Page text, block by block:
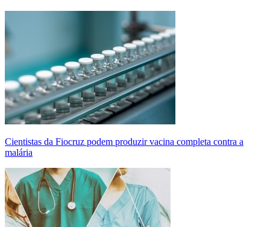
Cientistas da Fiocruz podem produzir vacina completa contra a
malária